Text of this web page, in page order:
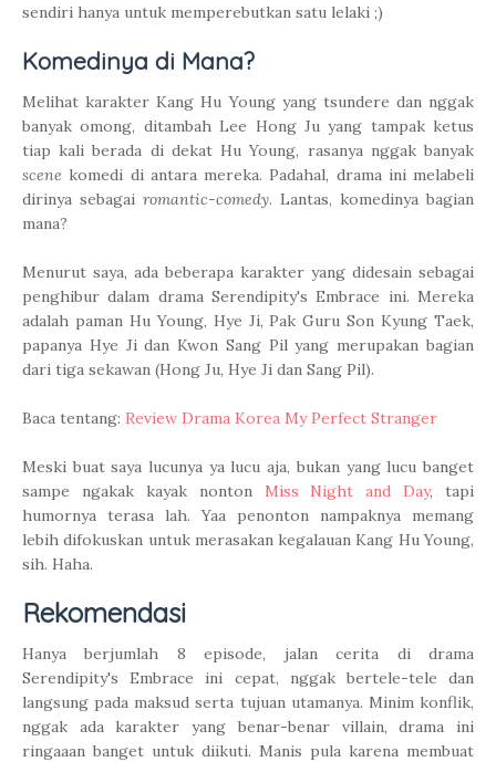
sendiri hanya untuk memperebutkan satu lelaki ;)
Komedinya di Mana?
Melihat karakter Kang Hu Young yang tsundere dan nggak
banyak omong, ditambah Lee Hong Ju yang tampak ketus
tiap kali berada di dekat Hu Young, rasanya nggak banyak
scene komedi di antara mereka. Padahal, drama ini melabeli
dirinya sebagai romantic-comedy. Lantas, komedinya bagian
mana?
Menurut saya, ada beberapa karakter yang didesain sebagai
penghibur dalam drama Serendipity's Embrace ini. Mereka
adalah paman Hu Young, Hye Ji, Pak Guru Son Kyung Taek,
papanya Hye Ji dan Kwon Sang Pil yang merupakan bagian
dari tiga sekawan (Hong Ju, Hye Ji dan Sang Pil).
Baca tentang: Review Drama Korea My Perfect Stranger
Meski buat saya lucunya ya lucu aja, bukan yang lucu banget
sampe ngakak kayak nonton Miss Night and Day, tapi
humornya terasa lah. Yaa penonton nampaknya memang
lebih difokuskan untuk merasakan kegalauan Kang Hu Young,
sih. Haha.
Rekomendasi
Hanya berjumlah 8 episode, jalan cerita di drama
Serendipity's Embrace ini cepat, nggak bertele-tele dan
langsung pada maksud serta tujuan utamanya. Minim konflik,
nggak ada karakter yang benar-benar villain, drama ini
ringaaan banget untuk diikuti. Manis pula karena membuat